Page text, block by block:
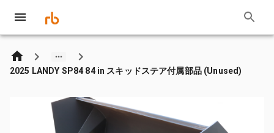
2025 LANDY SP84 84 in スキッドステア付属部品 (Unused)